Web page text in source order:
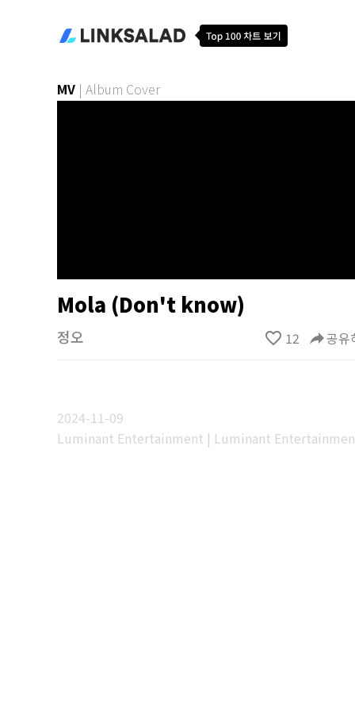
MV | Album Cover
Mola (Don't know)
정오 favorite_border 12 reply공유
2024-11-09
Luminant Entertainment | Luminant